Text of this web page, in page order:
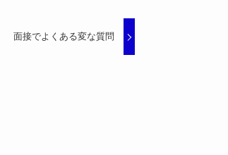
面接でよくある変な質問